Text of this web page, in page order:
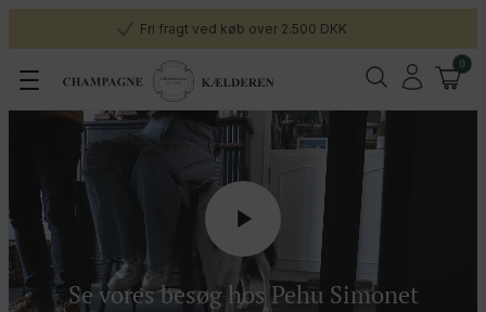
Fri fragt ved køb over 2.500 DKK
0
Se vores besøg hos Pehu Simonet